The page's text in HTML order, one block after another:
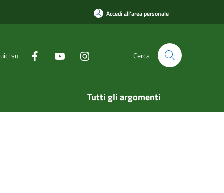
Accedi all'area personale
su Cerca
Tutti gli argomenti